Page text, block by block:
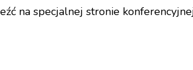
na specjalnej stronie